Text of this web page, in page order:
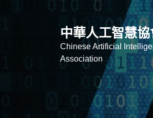
中華人工智慧協
Chinese Artificial
Association